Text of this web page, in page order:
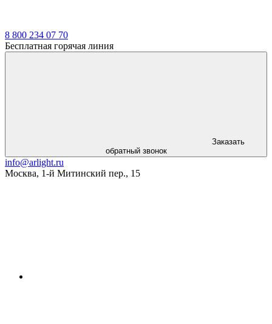
8 800 234 07 70
Бесплатная горячая линия
Заказать
обратный звонок
info@arlight.ru
Москва, 1-й Митинский пер., 15